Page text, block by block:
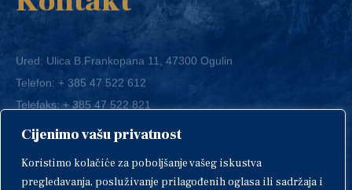
Cijenimo vašu privatnost
Koristimo kolačiće za poboljšanje vašeg iskustva
pregledavanja, posluživanje prilagođenih oglasa ili sadržaja i
Telefon:+ 385 47 522 612
Telefaks:+ 385 47 522 821
E-mail:grad-ogulin@ogulin.hr
IBAN: HR1424020061829700009